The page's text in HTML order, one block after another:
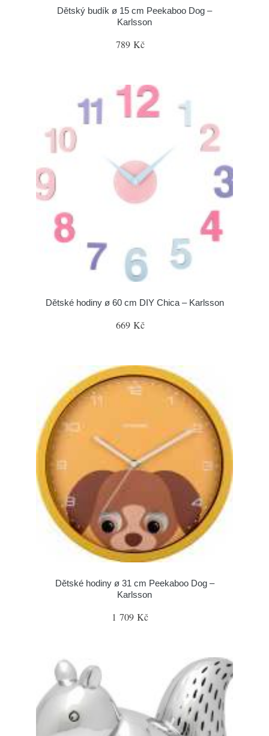
Dětský budík ø 15 cm Peekaboo Dog –
Karlsson
789 Kč
Dětské hodiny ø 60 cm DIY Chica – Karlsson
669 Kč
Dětské hodiny ø 31 cm Peekaboo Dog –
Karlsson
1 709 Kč